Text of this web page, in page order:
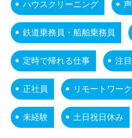
ハウスクリーニング
鉄道乗務員・船舶乗務員
定時で帰れる仕事 注
正社員 リモートワー
未経験 土日祝日休み